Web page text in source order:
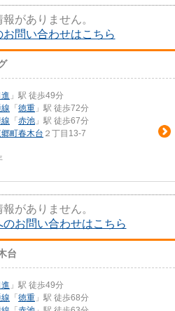
がありません。
問い合わせはこちら
進 」駅 徒歩49分
「 徳重 」駅 徒歩72分
「 赤池 」駅 徒歩67分
町春木台 ２丁目13-7
がありません。
お問い合わせはこちら
台
進 」駅 徒歩49分
「 徳重 」駅 徒歩68分